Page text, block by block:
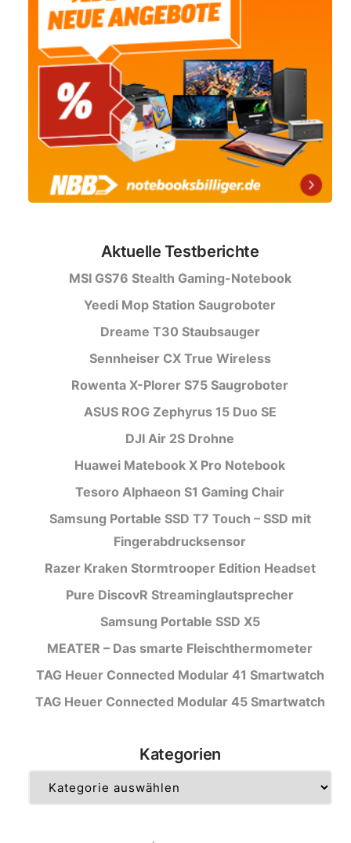
Aktuelle Testberichte
MSI GS76 Stealth Gaming-Notebook
Yeedi Mop Station Saugroboter
Dreame T30 Staubsauger
Sennheiser CX True Wireless
Rowenta X-Plorer S75 Saugroboter
ASUS ROG Zephyrus 15 Duo SE
DJI Air 2S Drohne
Huawei Matebook X Pro Notebook
Tesoro Alphaeon S1 Gaming Chair
Samsung Portable SSD T7 Touch – SSD mit
Fingerabdrucksensor
Razer Kraken Stormtrooper Edition Headset
Pure DiscovR Streaminglautsprecher
Samsung Portable SSD X5
MEATER – Das smarte Fleischthermometer
TAG Heuer Connected Modular 41 Smartwatch
TAG Heuer Connected Modular 45 Smartwatch
Kategorien